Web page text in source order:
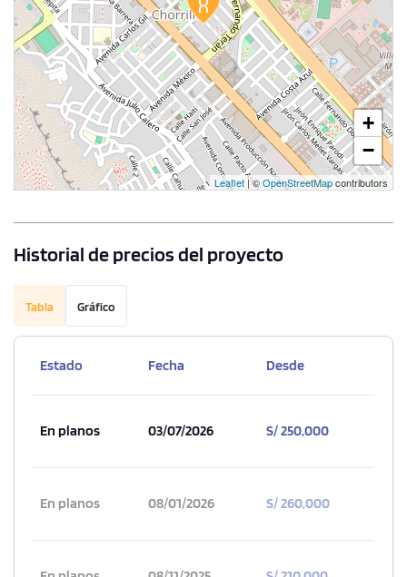
Desde
S/ 760,000
Modelo X014
133.80 m²
COTIZAR AHORA
+
−
Leaflet| ©OpenStreetMapcontributors
Historial de precios del proyecto
Tabla Gráfico
Estado Fecha Desde
En planos 03/07/2026 S/ 250,000
En planos 08/01/2026 S/ 260,000